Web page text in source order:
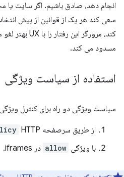
انجام دهد، صادق باشیم. اگر سایت
سعی کند هر یک از قوانین از پیش
مسدود می کند.
استفاده از سیاست ویژگی
سیاست ویژگی دو راه برای کنترل
از طریق سرصفحه HTTP.
با ویژگی allow در iframes.